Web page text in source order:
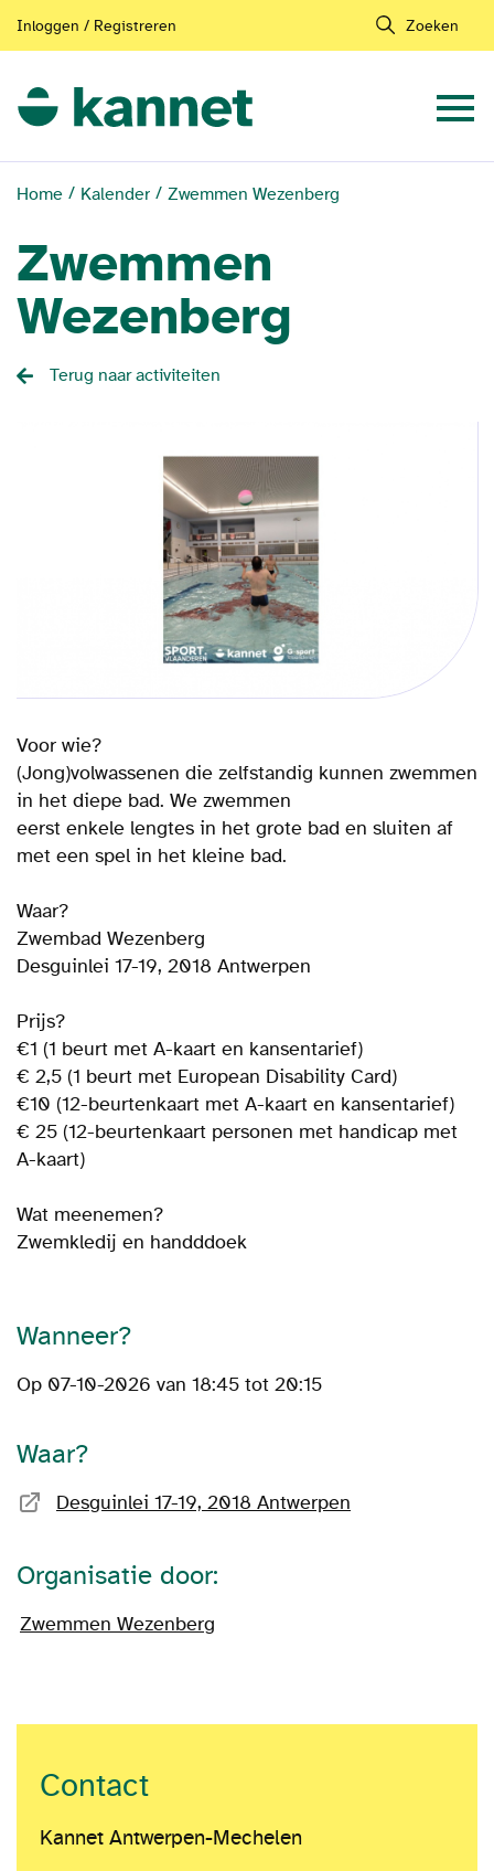
Inloggen / Registreren Zoeken
Home Kalender Zwemmen Wezenberg
Zwemmen
Wezenberg
Terug naar activiteiten
Voor wie?
(Jong)volwassenen die zelfstandig kunnen zwemmen
in het diepe bad. We zwemmen
eerst enkele lengtes in het grote bad en sluiten af
met een spel in het kleine bad.
Waar?
Zwembad Wezenberg
Desguinlei 17-19, 2018 Antwerpen
Prijs?
€1 (1 beurt met A-kaart en kansentarief)
€ 2,5 (1 beurt met European Disability Card)
€10 (12-beurtenkaart met A-kaart en kansentarief)
€ 25 (12-beurtenkaart personen met handicap met
A-kaart)
Wat meenemen?
Zwemkledij en handddoek
Wanneer?
Op 07-10-2026 van 18:45 tot 20:15
Waar?
Desguinlei 17-19, 2018 Antwerpen
Organisatie door:
Zwemmen Wezenberg
Contact
Kannet Antwerpen-Mechelen